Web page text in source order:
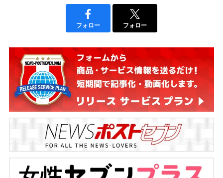
フォロー フォロー